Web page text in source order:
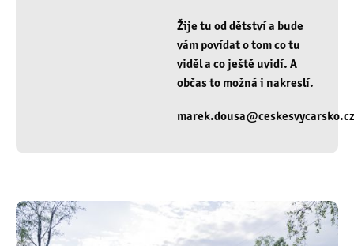
Žije tu od dětství a bude
vám povídat o tom co tu
viděl a co ještě uvidí. A
občas to možná i nakreslí.
marek.dousa@ceskesvycarsko.cz